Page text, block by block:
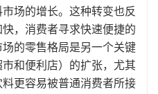
场的增长。这种转变也反
，消费者寻求快速便捷的
的零售格局是另一个关键
和便利店）的扩张，尤其
更容易被普通消费者所接